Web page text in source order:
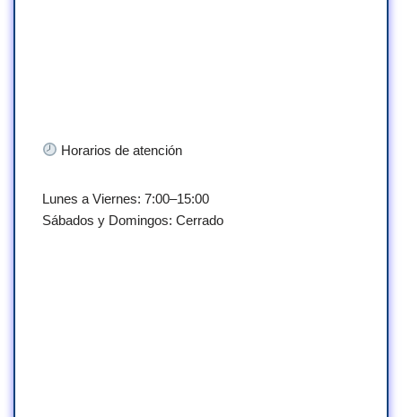
Horarios de atención
Lunes a Viernes: 7:00–15:00
Sábados y Domingos: Cerrado